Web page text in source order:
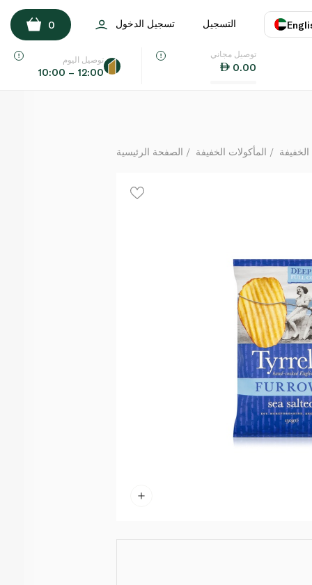
اللغة
التسجيل تسجيل الدخول 0
توصيل مجاني
0.00
توصيل اليوم
10:00 – 12:00
الصفحة الرئيسية المأكولات الخفيفة